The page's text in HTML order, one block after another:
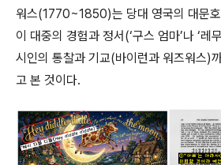
워스(1770~1850)는 당대 영국의 대문
이 대중의 경험과 정서(‘구스 엄마’나 ‘레
시인의 통찰과 기교(바이런과 워즈워스)
고 본 것이다.